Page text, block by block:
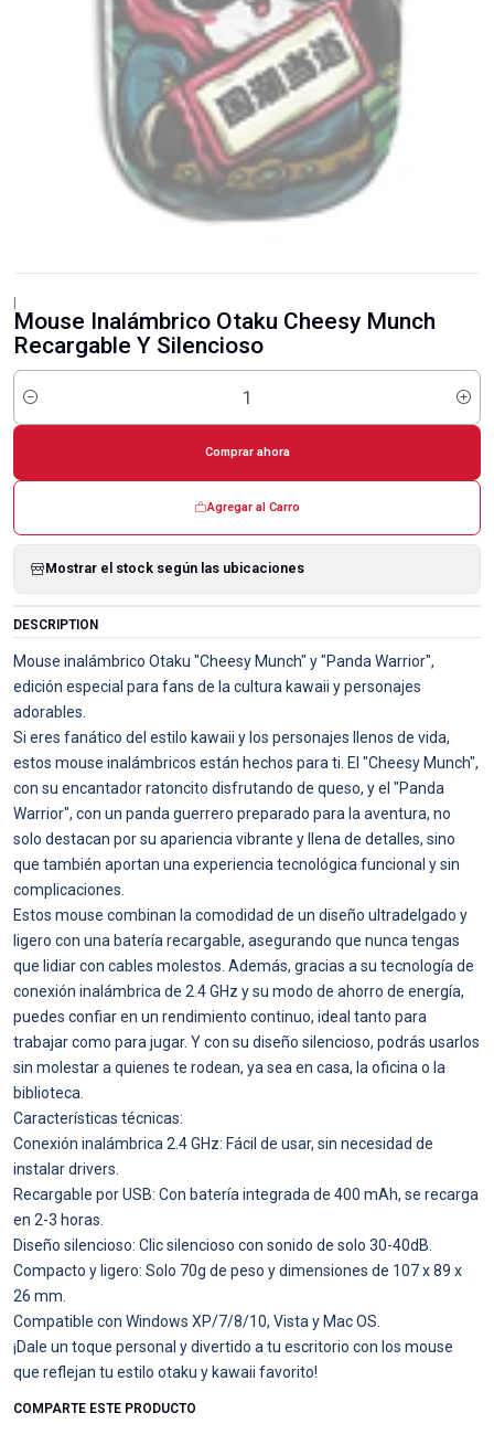
Mouse Inalámbrico Otaku Cheesy Munch
Recargable Y Silencioso
Cantidad
Agregar al Carro
Comprar ahora
Mostrar el stock según las ubicaciones
DESCRIPTION
Mouse inalámbrico Otaku "Cheesy Munch" y "Panda Warrior",
edición especial para fans de la cultura kawaii y personajes
adorables.
Si eres fanático del estilo kawaii y los personajes llenos de vida,
estos mouse inalámbricos están hechos para ti. El "Cheesy Munch",
con su encantador ratoncito disfrutando de queso, y el "Panda
Warrior", con un panda guerrero preparado para la aventura, no
solo destacan por su apariencia vibrante y llena de detalles, sino
que también aportan una experiencia tecnológica funcional y sin
complicaciones.
Estos mouse combinan la comodidad de un diseño ultradelgado y
ligero con una batería recargable, asegurando que nunca tengas
que lidiar con cables molestos. Además, gracias a su tecnología de
conexión inalámbrica de 2.4 GHz y su modo de ahorro de energía,
puedes confiar en un rendimiento continuo, ideal tanto para
trabajar como para jugar. Y con su diseño silencioso, podrás usarlos
sin molestar a quienes te rodean, ya sea en casa, la oficina o la
biblioteca.
Características técnicas:
Conexión inalámbrica 2.4 GHz: Fácil de usar, sin necesidad de
instalar drivers.
Recargable por USB: Con batería integrada de 400 mAh, se recarga
en 2-3 horas.
Diseño silencioso: Clic silencioso con sonido de solo 30-40dB.
Compacto y ligero: Solo 70g de peso y dimensiones de 107 x 89 x
26 mm.
Compatible con Windows XP/7/8/10, Vista y Mac OS.
¡Dale un toque personal y divertido a tu escritorio con los mouse
que reflejan tu estilo otaku y kawaii favorito!
COMPARTE ESTE PRODUCTO